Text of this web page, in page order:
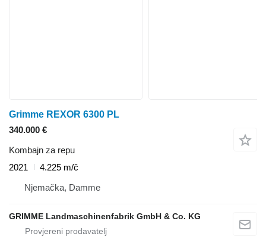
Grimme REXOR 6300 PL
340.000 €
Kombajn za repu
2021
4.225 m/č
Njemačka, Damme
GRIMME Landmaschinenfabrik GmbH & Co. KG